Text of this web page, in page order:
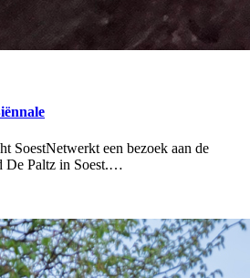
SoestNetwerkt een bezoek aan de
De Paltz in Soest.…